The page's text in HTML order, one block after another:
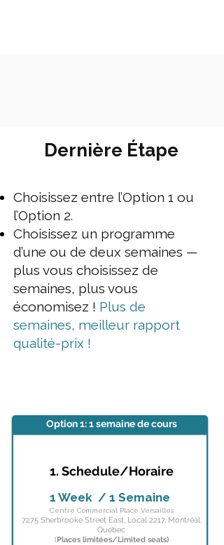
Dernière Étape
Choisissez entre l’Option 1 ou
l’Option 2.
Choisissez un programme
d’une ou de deux semaines —
plus vous choisissez de
semaines, plus vous
économisez ! Plus de
semaines, meilleur rapport
qualité-prix !
1. Schedule/Horaire
1 Week / 1 Semaine
Centre Commercial Place Versailles
7275 Sherbrooke Street East, Local 2217, Montréal,
Québec
(Places limitées/Limited seats)
Option 1:1 semaine de cours